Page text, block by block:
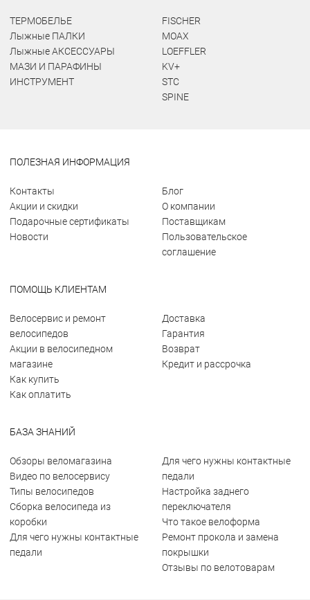
ТЕРМОБЕЛЬЕ
Лыжные ПАЛКИ
Лыжные АКСЕССУАРЫ
МАЗИ И ПАРАФИНЫ
ИНСТРУМЕНТ
FISCHER
MOAX
LOEFFLER
KV+
STC
SPINE
ПОЛЕЗНАЯ ИНФОРМАЦИЯ
Контакты
Акции и скидки
Подарочные сертификаты
Новости
Блог
О компании
Поставщикам
Пользовательское
соглашение
ПОМОЩЬ КЛИЕНТАМ
Велосервис и ремонт
велосипедов
Акции в велосипедном
магазине
Как купить
Как оплатить
Доставка
Гарантия
Возврат
Кредит и рассрочка
БАЗА ЗНАНИЙ
Обзоры веломагазина
Видео по велосервису
Типы велосипедов
Сборка велосипеда из
коробки
Для чего нужны контактные
педали
Для чего нужны контактные
педали
Настройка заднего
переключателя
Что такое велоформа
Ремонт прокола и замена
покрышки
Отзывы по велотоварам